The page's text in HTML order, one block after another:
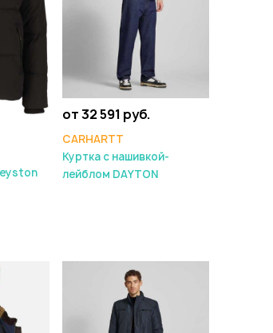
от 32 591 руб.
CARHARTT
Куртка с нашивкой-
лейблом DAYTON